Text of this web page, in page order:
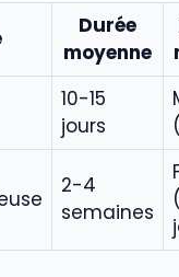
Durée
moyenne
10-15
jours
2-4
semaines